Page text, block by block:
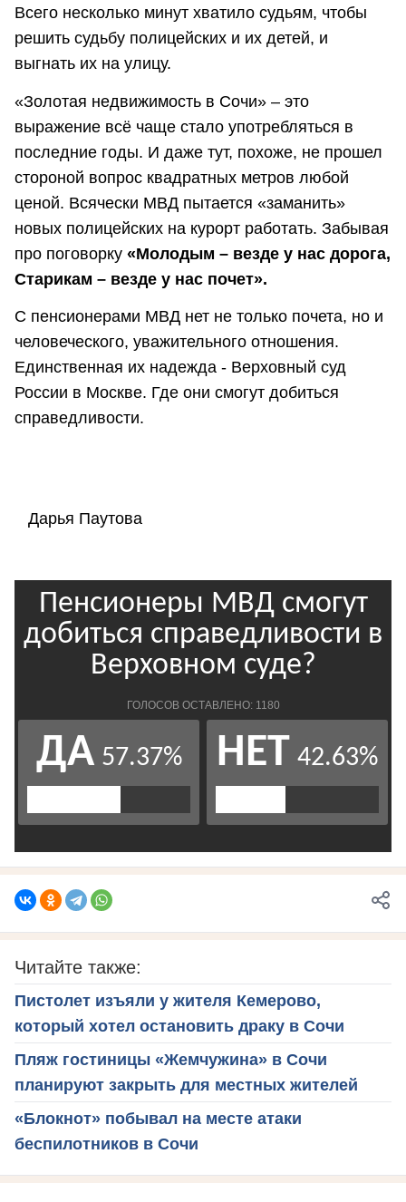
Всего несколько минут хватило судьям, чтобы
решить судьбу полицейских и их детей, и
выгнать их на улицу.
«Золотая недвижимость в Сочи» – это
выражение всё чаще стало употребляться в
последние годы. И даже тут, похоже, не прошел
стороной вопрос квадратных метров любой
ценой. Всячески МВД пытается «заманить»
новых полицейских на курорт работать. Забывая
про поговорку «Молодым – везде у нас дорога,
Старикам – везде у нас почет».
С пенсионерами МВД нет не только почета, но и
человеческого, уважительного отношения.
Единственная их надежда - Верховный суд
России в Москве. Где они смогут добиться
справедливости.
Дарья Паутова
Читайте также:
Пистолет изъяли у жителя Кемерово,
который хотел остановить драку в Сочи
Пляж гостиницы «Жемчужина» в Сочи
планируют закрыть для местных жителей
«Блокнот» побывал на месте атаки
беспилотников в Сочи